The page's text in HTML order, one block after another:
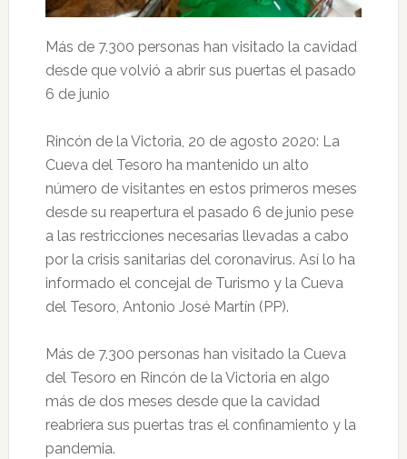
Más de 7.300 personas han visitado la cavidad
desde que volvió a abrir sus puertas el pasado
6 de junio
Rincón de la Victoria, 20 de agosto 2020: La
Cueva del Tesoro ha mantenido un alto
número de visitantes en estos primeros meses
desde su reapertura el pasado 6 de junio pese
a las restricciones necesarias llevadas a cabo
por la crisis sanitarias del coronavirus. Así lo ha
informado el concejal de Turismo y la Cueva
del Tesoro, Antonio José Martín (PP).
Más de 7.300 personas han visitado la Cueva
del Tesoro en Rincón de la Victoria en algo
más de dos meses desde que la cavidad
reabriera sus puertas tras el confinamiento y la
pandemia.